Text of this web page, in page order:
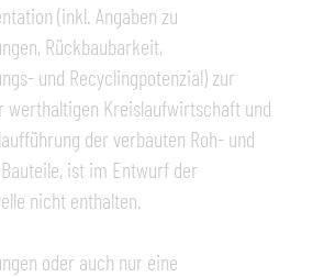
(inkl. Angaben zu
Rückbaubarkeit,
und Recyclingpotenzial) zur
werthaltigen Kreislaufwirtschaft und
der verbauten Roh- und
ist im Entwurf der
nicht enthalten.
oder auch nur eine